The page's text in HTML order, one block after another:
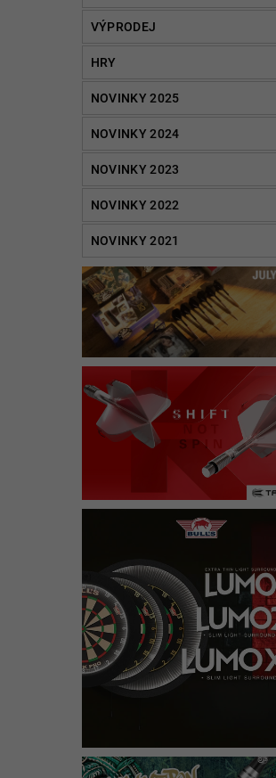
VÝPRODEJ
HRY
NOVINKY 2025
NOVINKY 2024
NOVINKY 2023
NOVINKY 2022
NOVINKY 2021